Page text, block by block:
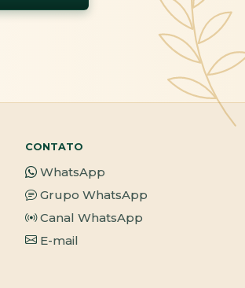
CONTATO
WhatsApp
Grupo WhatsApp
Canal WhatsApp
E-mail